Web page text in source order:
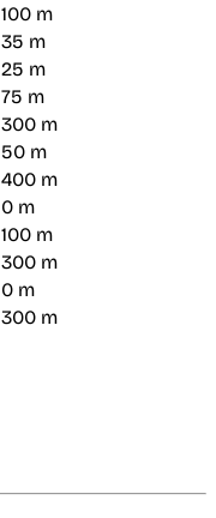
100 m
35 m
25 m
75 m
300 m
50 m
400 m
0 m
100 m
300 m
0 m
300 m